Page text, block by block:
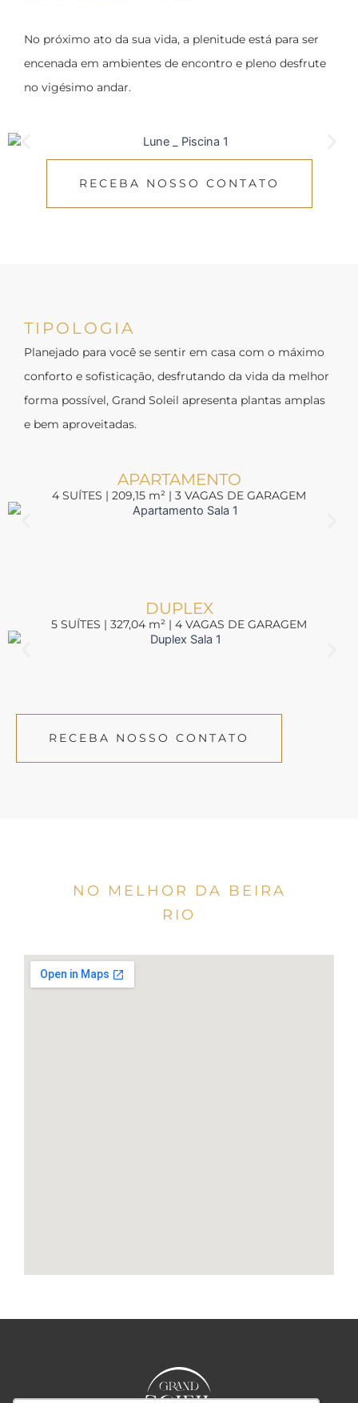
No próximo ato da sua vida, a plenitude está para ser
encenada em ambientes de encontro e pleno desfrute
no vigésimo andar.
RECEBA NOSSO CONTATO
TIPOLOGIA
Planejado para você se sentir em casa com o máximo
conforto e sofisticação, desfrutando da vida da melhor
forma possível, Grand Soleil apresenta plantas amplas
e bem aproveitadas.
APARTAMENTO
4 SUÍTES | 209,15 m² | 3 VAGAS DE GARAGEM
DUPLEX
5 SUÍTES | 327,04 m² | 4 VAGAS DE GARAGEM
RECEBA NOSSO CONTATO
NO MELHOR DA BEIRA
RIO